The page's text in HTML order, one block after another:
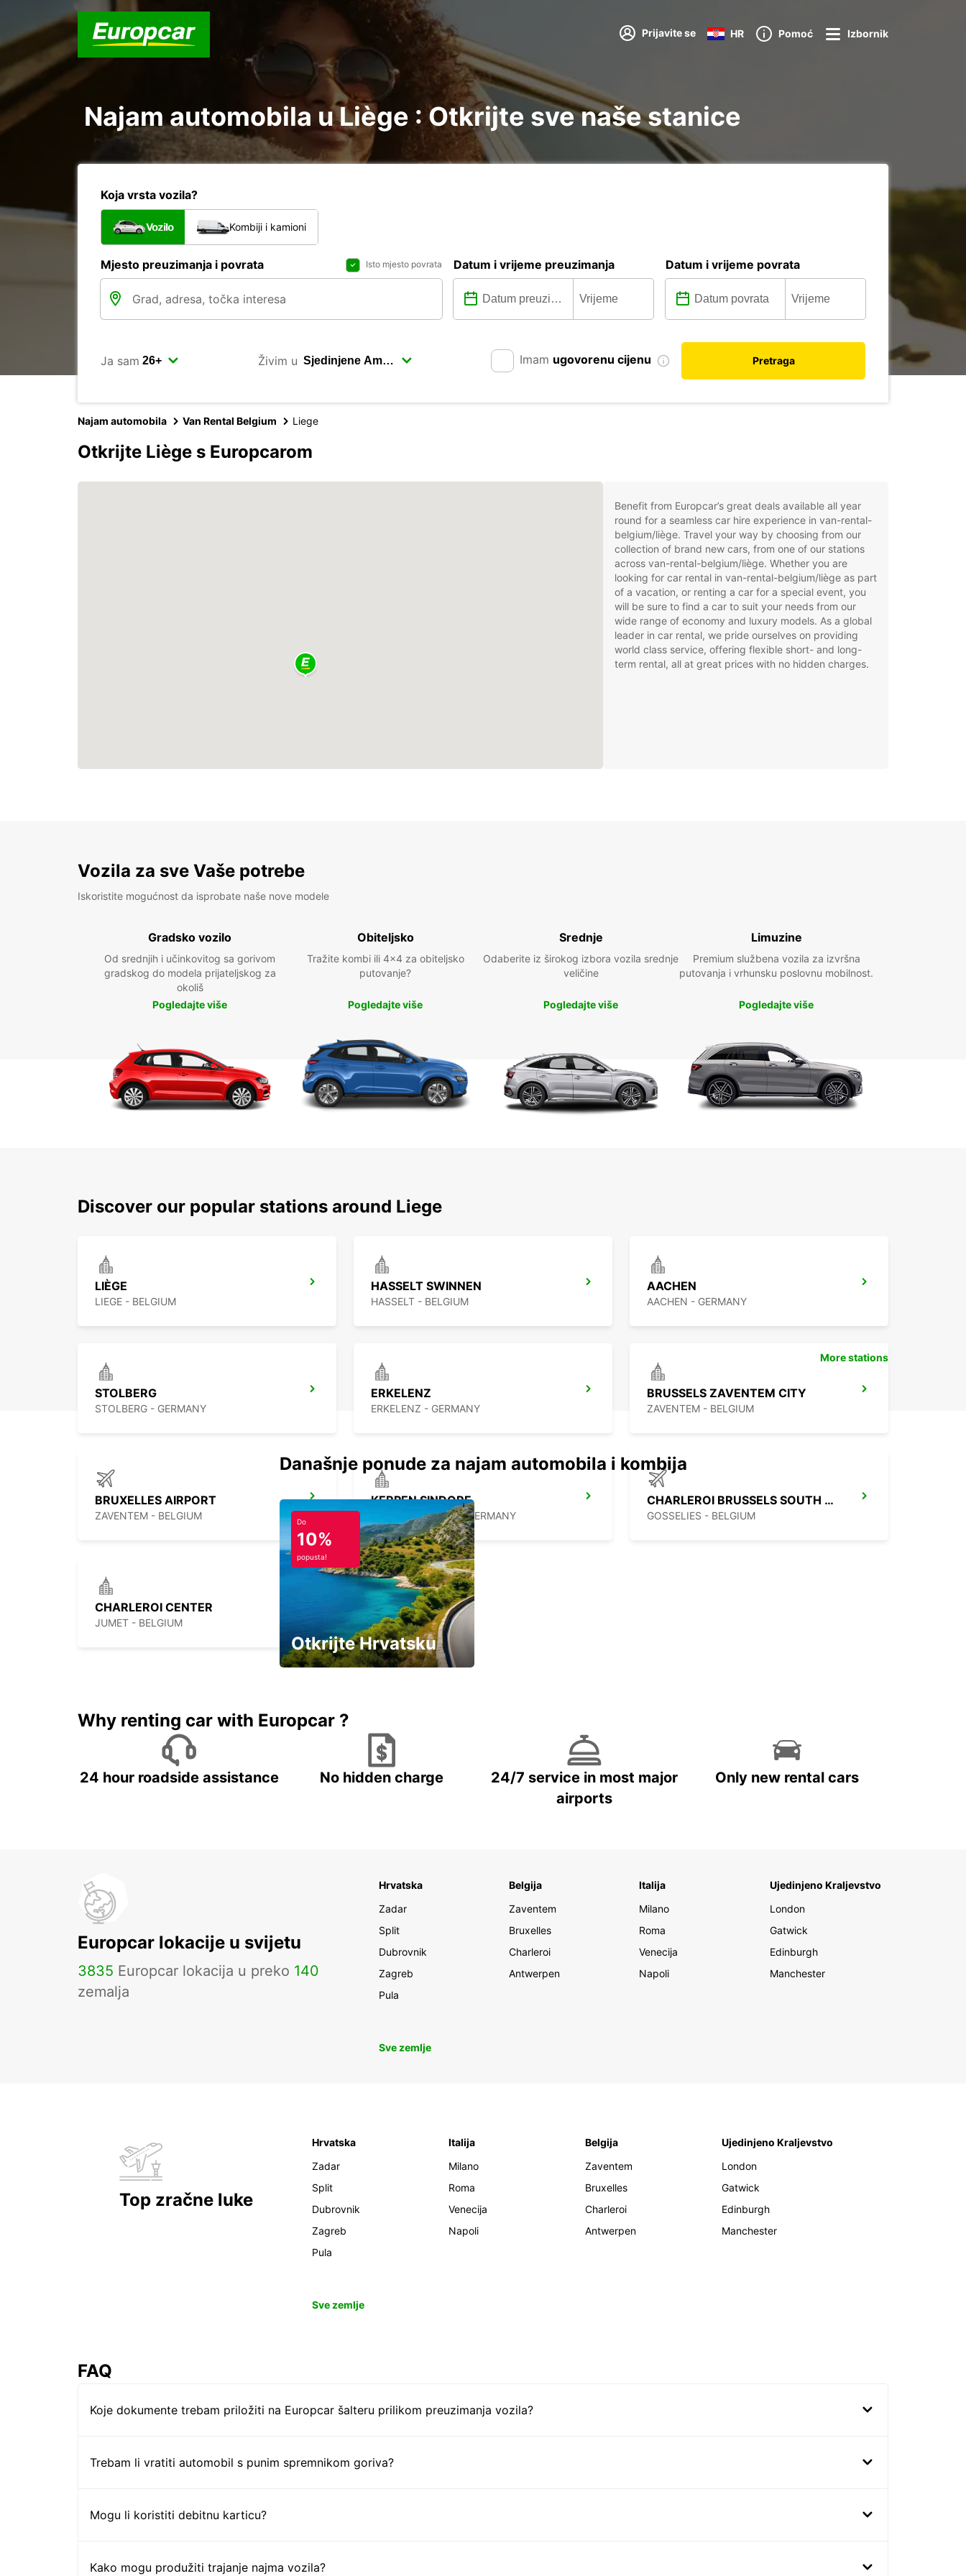
Prijavite se HR Pomoć Izbornik
Najam automobila u Liège : Otkrijte sve naše stanice
Koja vrsta vozila?
Vozilo Kombiji i kamioni
Mjesto preuzimanja i povrata Isto mjesto povrata Datum i vrijeme preuzimanja Datum i vrijeme povrata
Ja sam Živim u Imam ugovorenu cijenu Pretraga
Najam automobila Van Rental Belgium Liege
Otkrijte Liège s Europcarom
Benefit from Europcar’s great deals available all year
round for a seamless car hire experience in van-rental-
belgium/liège. Travel your way by choosing from our
collection of brand new cars, from one of our stations
across van-rental-belgium/liège. Whether you are
looking for car rental in van-rental-belgium/liège as part
of a vacation, or renting a car for a special event, you
will be sure to find a car to suit your needs from our
wide range of economy and luxury models. As a global
leader in car rental, we pride ourselves on providing
world class service, offering flexible short- and long-
term rental, all at great prices with no hidden charges.
Vozila za sve Vaše potrebe
Iskoristite mogućnost da isprobate naše nove modele
Gradsko vozilo
Od srednjih i učinkovitog sa gorivom
gradskog do modela prijateljskog za
okoliš
Pogledajte više
Obiteljsko
Tražite kombi ili 4x4 za obiteljsko
putovanje?
Pogledajte više
Srednje
Odaberite iz širokog izbora vozila srednje
veličine
Pogledajte više
Limuzine
Premium službena vozila za izvršna
putovanja i vrhunsku poslovnu mobilnost.
Pogledajte više
Discover our popular stations around Liege
LIÈGE
LIEGE - BELGIUM
HASSELT SWINNEN
HASSELT - BELGIUM
AACHEN
AACHEN - GERMANY
STOLBERG
STOLBERG - GERMANY
ERKELENZ
ERKELENZ - GERMANY
BRUSSELS ZAVENTEM CITY
ZAVENTEM - BELGIUM
BRUXELLES AIRPORT
ZAVENTEM - BELGIUM
KERPEN SINDORF
KERPEN SINDORF - GERMANY
CHARLEROI BRUSSELS SOUTH AIRPORT
GOSSELIES - BELGIUM
CHARLEROI CENTER
JUMET - BELGIUM
More stations
Današnje ponude za najam automobila i kombija
Do
10%
popusta!
Otkrijte Hrvatsku
Why renting car with Europcar ?
24 hour roadside assistance No hidden charge
24/7 service in most major
airports
Only new rental cars
Europcar lokacije u svijetu
3835 Europcar lokacija u preko 140
zemalja
Hrvatska
Zadar
Split
Dubrovnik
Zagreb
Pula
Belgija
Zaventem
Bruxelles
Charleroi
Antwerpen
Italija
Milano
Roma
Venecija
Napoli
Ujedinjeno Kraljevstvo
London
Gatwick
Edinburgh
Manchester
Sve zemlje
Top zračne luke
Hrvatska
Zadar
Split
Dubrovnik
Zagreb
Pula
Italija
Milano
Roma
Venecija
Napoli
Belgija
Zaventem
Bruxelles
Charleroi
Antwerpen
Ujedinjeno Kraljevstvo
London
Gatwick
Edinburgh
Manchester
Sve zemlje
FAQ
Koje dokumente trebam priložiti na Europcar šalteru prilikom preuzimanja vozila?
Trebam li vratiti automobil s punim spremnikom goriva?
Mogu li koristiti debitnu karticu?
Kako mogu produžiti trajanje najma vozila?